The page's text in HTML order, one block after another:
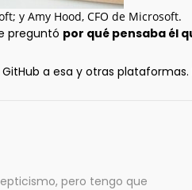
y Amy Hood, CFO de Microsoft.
preguntó por qué pensaba él
a esa y otras
pero tengo que